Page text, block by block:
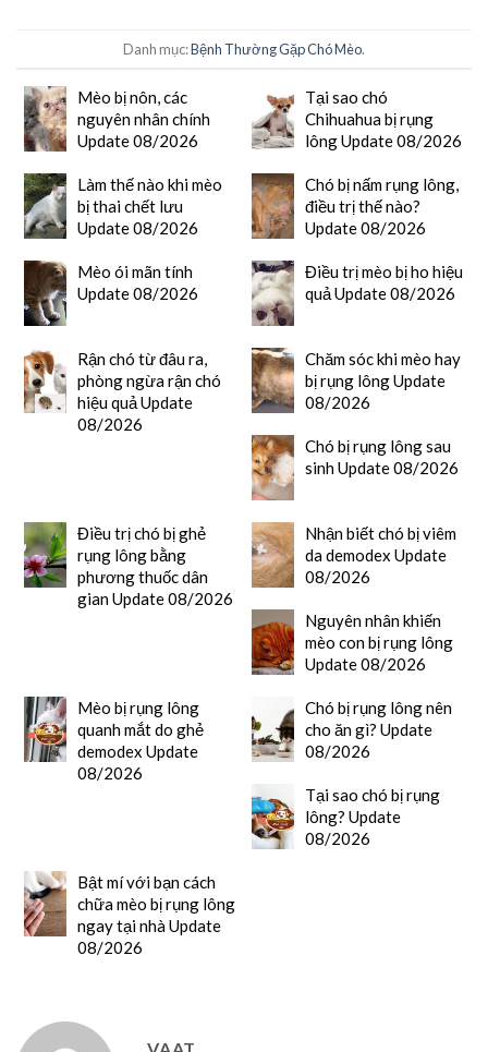
Danh mục:Bệnh Thường Gặp Chó Mèo.
Mèo bị nôn, các
nguyên nhân chính
Update 08/2026
Tại sao chó
Chihuahua bị rụng
lông Update 08/2026
Làm thế nào khi mèo
bị thai chết lưu
Update 08/2026
Chó bị nấm rụng lông,
điều trị thế nào?
Update 08/2026
Mèo ói mãn tính
Update 08/2026
Điều trị mèo bị ho hiệu
quả Update 08/2026
Rận chó từ đâu ra,
phòng ngừa rận chó
hiệu quả Update
08/2026
Chăm sóc khi mèo hay
bị rụng lông Update
08/2026
Chó bị rụng lông sau
sinh Update 08/2026
Điều trị chó bị ghẻ
rụng lông bằng
phương thuốc dân
gian Update 08/2026
Nhận biết chó bị viêm
da demodex Update
08/2026
Nguyên nhân khiến
mèo con bị rụng lông
Update 08/2026
Mèo bị rụng lông
quanh mắt do ghẻ
demodex Update
08/2026
Chó bị rụng lông nên
cho ăn gì? Update
08/2026
Tại sao chó bị rụng
lông? Update
08/2026
Bật mí với bạn cách
chữa mèo bị rụng lông
ngay tại nhà Update
08/2026